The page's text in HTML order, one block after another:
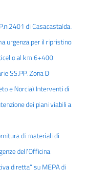
di Casacastalda.
urgenza per il ripristino
al km.6+400.
SS.PP. Zona D
e Norcia).Interventi di
dei piani viabili a
di materiali di
dell’Officina
diretta” su MEPA di